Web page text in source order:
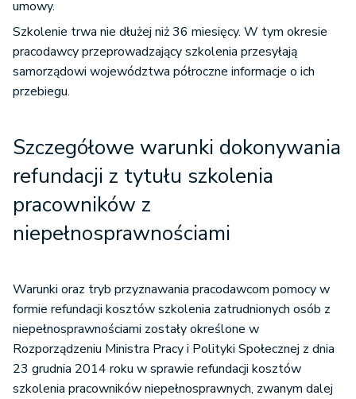
umowy.
Szkolenie trwa nie dłużej niż 36 miesięcy. W tym okresie
pracodawcy przeprowadzający szkolenia przesyłają
samorządowi województwa półroczne informacje o ich
przebiegu.
Szczegółowe warunki dokonywania
refundacji z tytułu szkolenia
pracowników z
niepełnosprawnościami
Warunki oraz tryb przyznawania pracodawcom pomocy w
formie refundacji kosztów szkolenia zatrudnionych osób z
niepełnosprawnościami zostały określone w
Rozporządzeniu Ministra Pracy i Polityki Społecznej z dnia
23 grudnia 2014 roku w sprawie refundacji kosztów
szkolenia pracowników niepełnosprawnych, zwanym dalej